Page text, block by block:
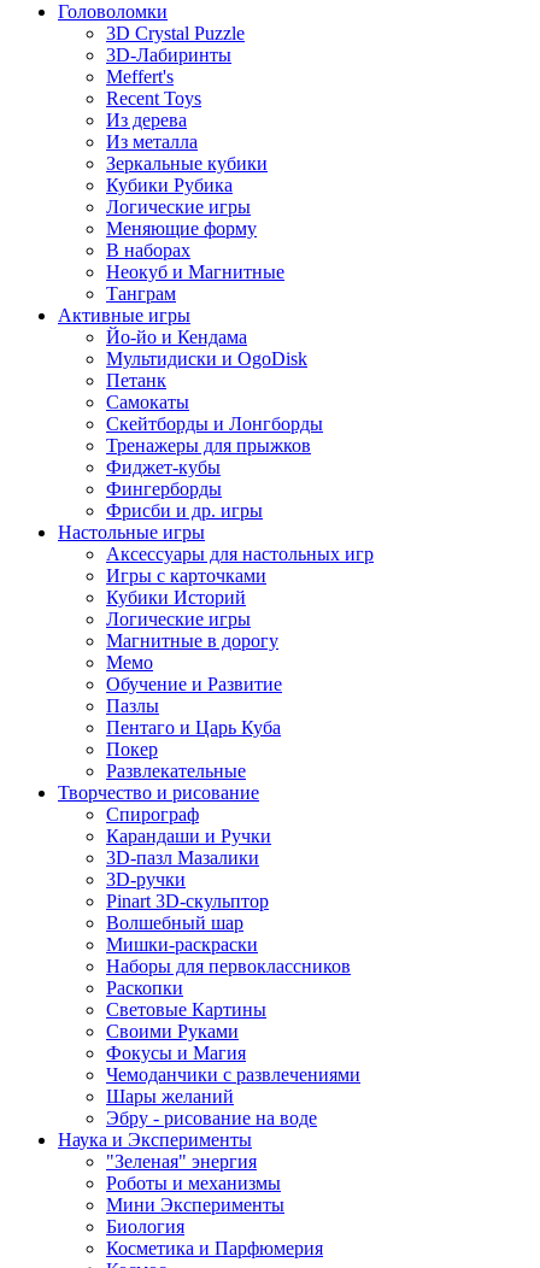
Головоломки
3D Crystal Puzzle
3D-Лабиринты
Meffert's
Recent Toys
Из дерева
Из металла
Зеркальные кубики
Кубики Рубика
Логические игры
Меняющие форму
В наборах
Неокуб и Магнитные
Танграм
Активные игры
Йо-йо и Кендама
Мультидиски и OgoDisk
Петанк
Самокаты
Скейтборды и Лонгборды
Тренажеры для прыжков
Фиджет-кубы
Фингерборды
Фрисби и др. игры
Настольные игры
Аксессуары для настольных игр
Игры с карточками
Кубики Историй
Логические игры
Магнитные в дорогу
Мемо
Обучение и Развитие
Пазлы
Пентаго и Царь Куба
Покер
Развлекательные
Творчество и рисование
Спирограф
Карандаши и Ручки
3D-пазл Мазалики
3D-ручки
Pinart 3D-скульптор
Волшебный шар
Мишки-раскраски
Наборы для первоклассников
Раскопки
Световые Картины
Своими Руками
Фокусы и Магия
Чемоданчики с развлечениями
Шары желаний
Эбру - рисование на воде
Наука и Эксперименты
"Зеленая" энергия
Роботы и механизмы
Мини Эксперименты
Биология
Косметика и Парфюмерия